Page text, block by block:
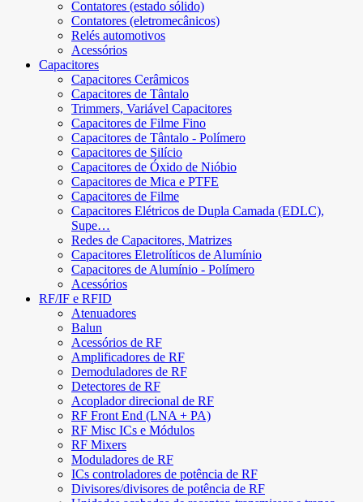
Contatores (estado sólido)
Contatores (eletromecânicos)
Relés automotivos
Acessórios
Capacitores
Capacitores Cerâmicos
Capacitores de Tântalo
Trimmers, Variável Capacitores
Capacitores de Filme Fino
Capacitores de Tântalo - Polímero
Capacitores de Silício
Capacitores de Óxido de Nióbio
Capacitores de Mica e PTFE
Capacitores de Filme
Capacitores Elétricos de Dupla Camada (EDLC),
Supe…
Redes de Capacitores, Matrizes
Capacitores Eletrolíticos de Alumínio
Capacitores de Alumínio - Polímero
Acessórios
RF/IF e RFID
Atenuadores
Balun
Acessórios de RF
Amplificadores de RF
Demoduladores de RF
Detectores de RF
Acoplador direcional de RF
RF Front End (LNA + PA)
RF Misc ICs e Módulos
RF Mixers
Moduladores de RF
ICs controladores de potência de RF
Divisores/divisores de potência de RF